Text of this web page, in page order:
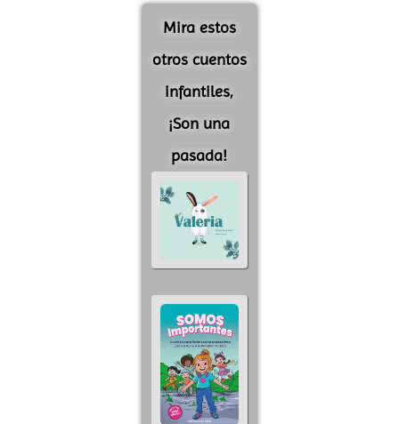
Mira estos
otros cuentos
infantiles,
¡Son una
pasada!